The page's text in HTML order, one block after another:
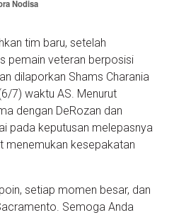
Nodisa
tim baru, setelah
pemain veteran berposisi
dilaporkan Shams Charania
7) waktu AS. Menurut
dengan DeRozan dan
pada keputusan melepasnya
menemukan kesepakatan
setiap momen besar, dan
Semoga Anda